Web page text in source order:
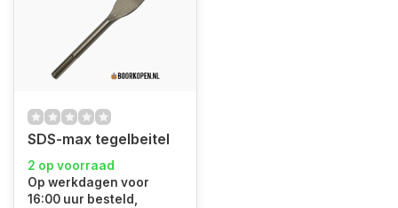
SDS-max tegelbeitel
2 op voorraad
Op werkdagen voor
16:00 uur besteld,